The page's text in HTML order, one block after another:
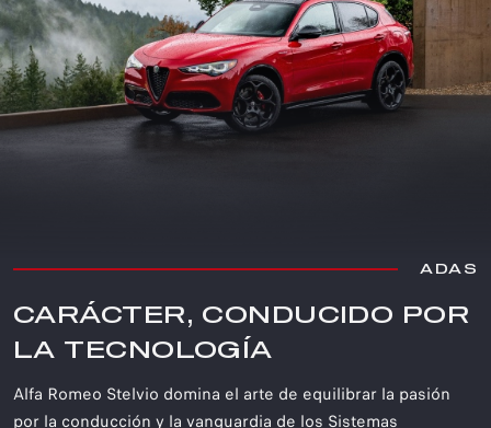
ADAS
CARÁCTER, CONDUCIDO POR
LA TECNOLOGÍA​
Alfa Romeo Stelvio domina el arte de equilibrar la pasión
por la conducción y la vanguardia de los Sistemas